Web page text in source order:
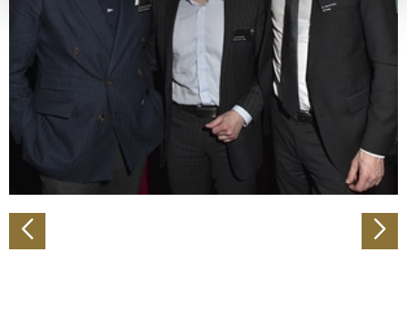
Erfahren Sie mehr darüber, wie Ihre persönlichen Daten
verarbeitet werden, und legen Sie Ihre Präferenzen im
Abschnitt Einzelheitenfest.
Wir verwenden Cookies, um Inhalte und Anzeigen zu
personalisieren, Funktionen für soziale Medien anbieten
zu können und die Zugriffe auf unsere Website zu
analysieren. Außerdem geben wir Informationen zu Ihrer
Verwendung unserer Website an unsere Partner für
Partner führen diese Informationen möglicherweise mit
weiteren Daten zusammen, die Sie ihnen bereitgestellt